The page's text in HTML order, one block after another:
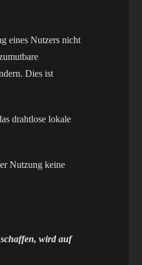
eines Nutzers nicht
Dies ist
drahtlose lokale
Nutzung keine
wird auf